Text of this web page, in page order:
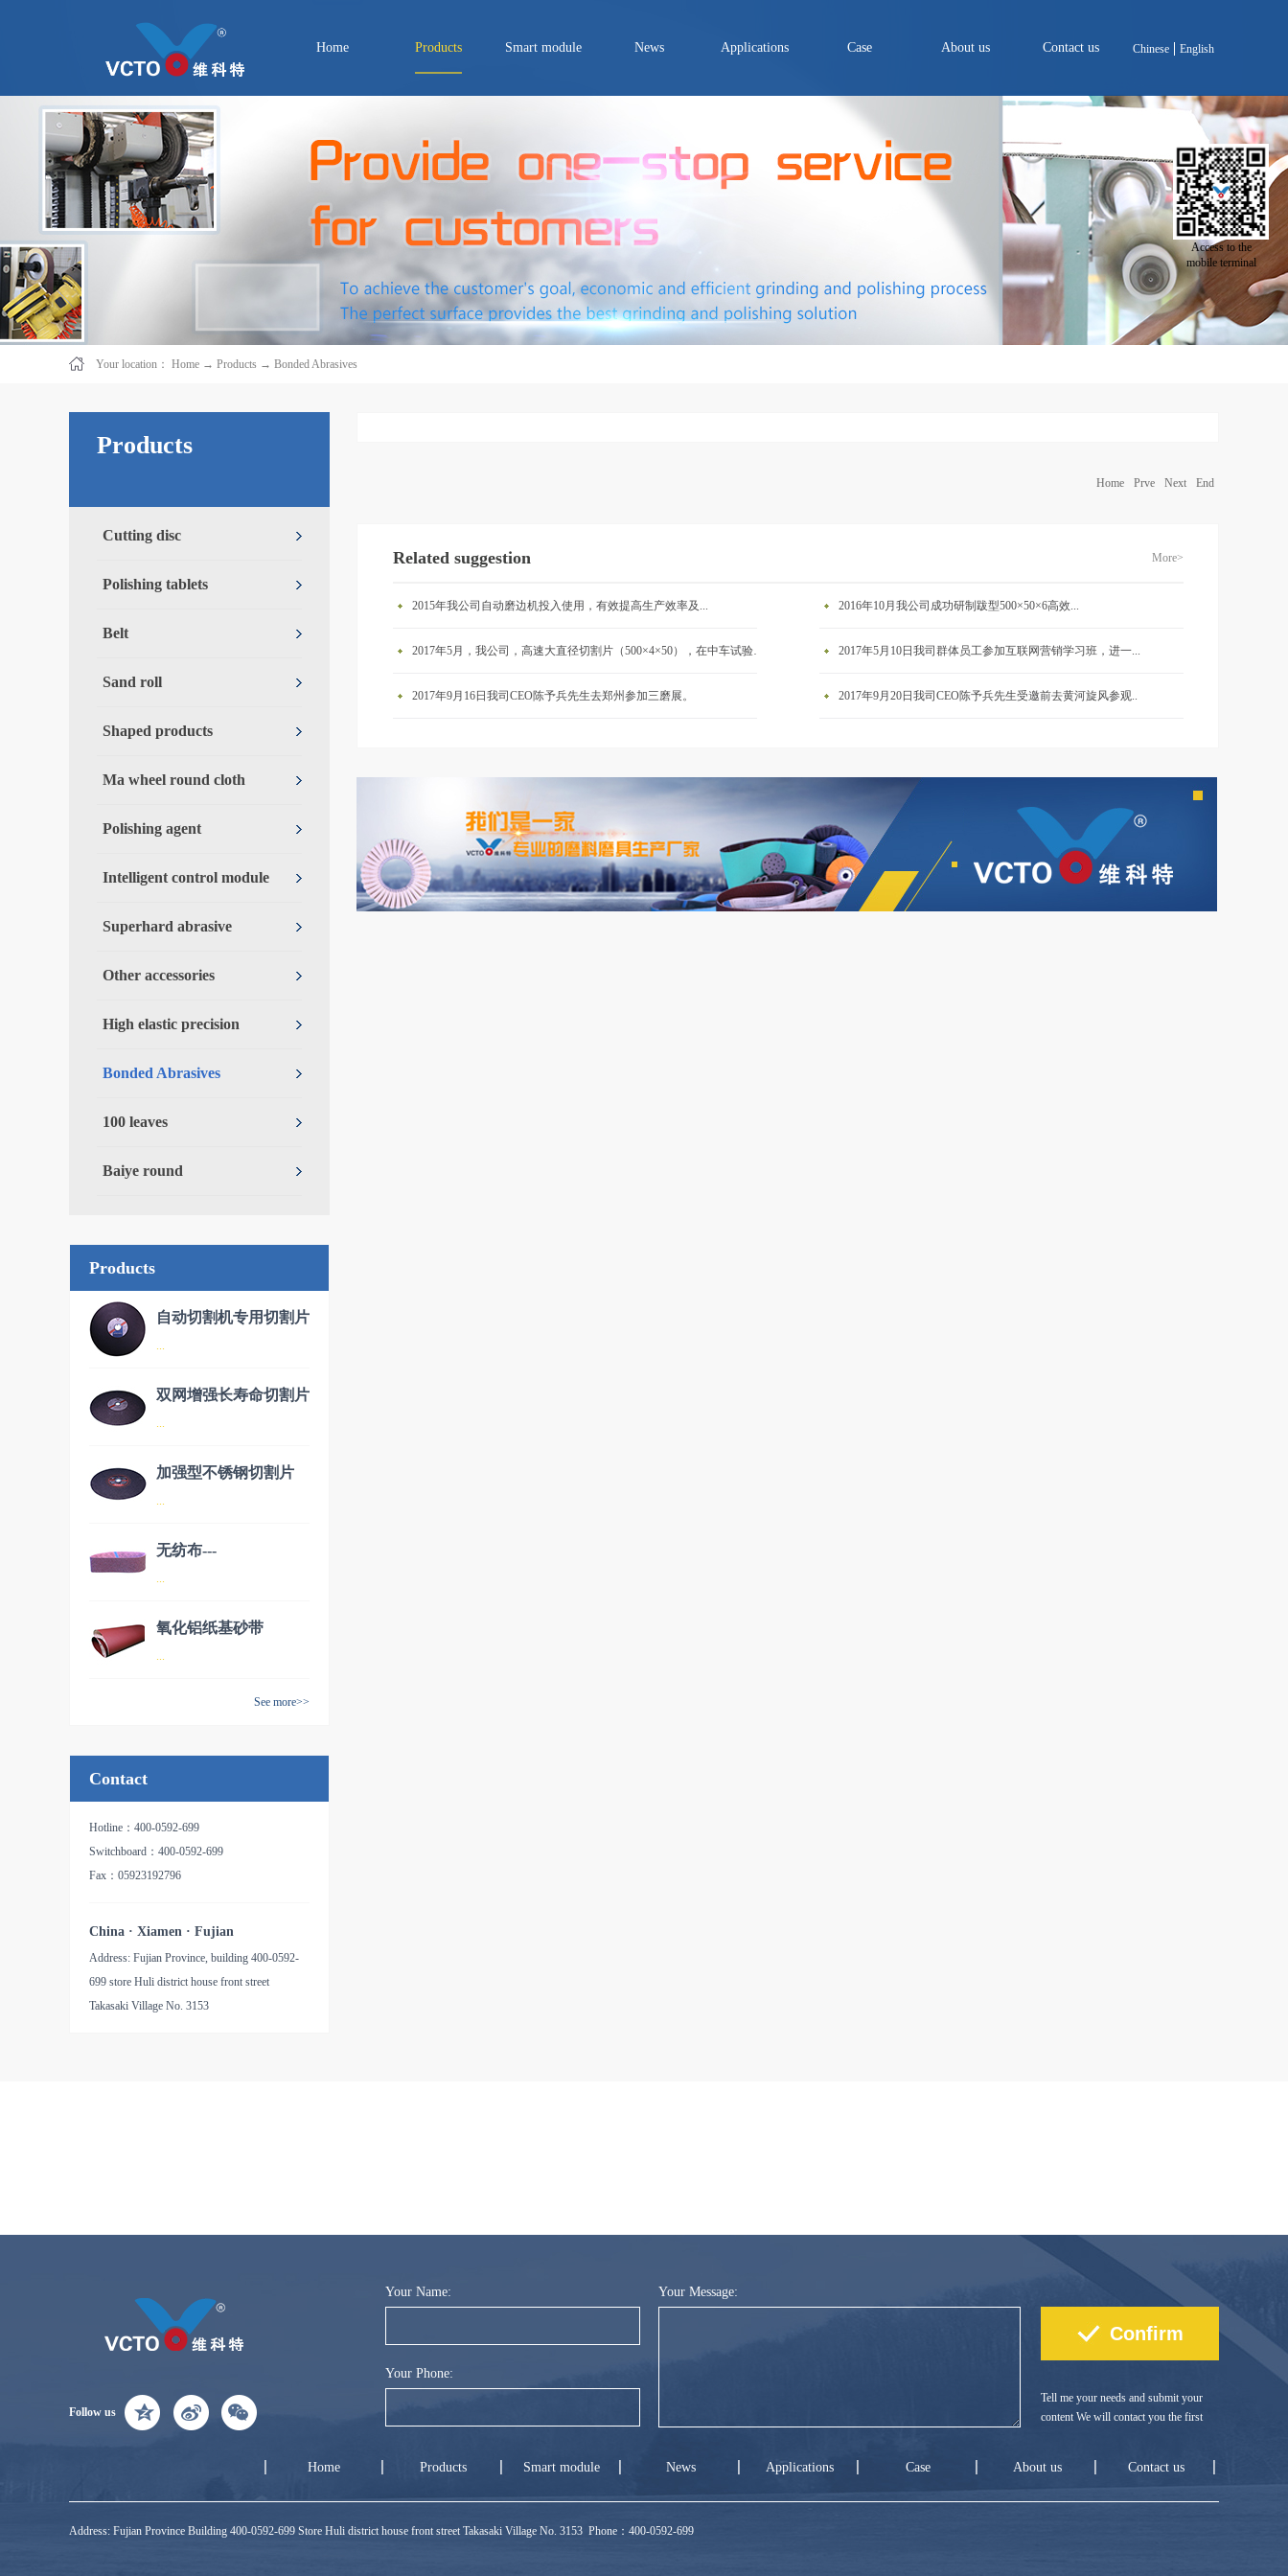
Chinese English
Home Products Smart module News Applications Case About us Contact us
Your location： Home → Products → Bonded Abrasives
Products
Cutting disc
Polishing tablets
Belt
Sand roll
Shaped products
Ma wheel round cloth
Polishing agent
Intelligent control module
Superhard abrasive
Other accessories
High elastic precision
Bonded Abrasives
100 leaves
Baiye round
Products
自动切割机专用切割片
...
双网增强长寿命切割片
...
加强型不锈钢切割片
...
无纺布---
AW70150（德国进
口）
...
氧化铝纸基砂带
...
See more>>
Contact
Hotline：400-0592-699
Switchboard：400-0592-699
Fax：05923192796
China · Xiamen · Fujian
Address: Fujian Province, building 400-0592-
699 store Huli district house front street
Takasaki Village No. 3153
Home Prve Next End
Related suggestion More>
2015年我公司自动磨边机投入使用，有效提高生产效率及... 2016年10月我公司成功研制跋型500×50×6高效...
2017年5月，我公司，高速大直径切割片（500×4×50），在中车试验成功。 2017年5月10日我司群体员工参加互联网营销学习班，进一...
2017年9月16日我司CEO陈予兵先生去郑州参加三磨展。 2017年9月20日我司CEO陈予兵先生受邀前去黄河旋风参观..
Your Name:
Your Phone:
Your Message:
Tell me your needs and submit your
content We will contact you the first
Follow us
Home Products Smart module News Applications Case About us Contact us
Address: Fujian Province Building 400-0592-699 Store Huli district house front street Takasaki Village No. 3153 Phone：400-0592-699
Access to the
mobile terminal